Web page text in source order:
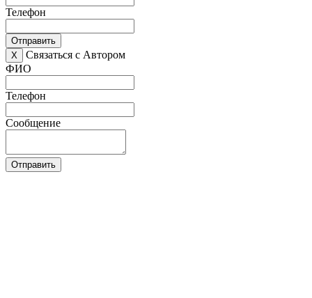
Телефон
Отправить
X
Связаться с Автором
ФИО
Телефон
Сообщение
Отправить